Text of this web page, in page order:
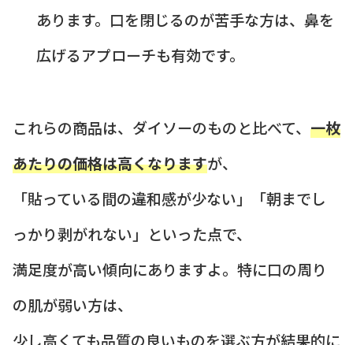
あります。口を閉じるのが苦手な方は、鼻を
広げるアプローチも有効です。
これらの商品は、ダイソーのものと比べて、 一枚
あたりの価格は高くなりますが、
「貼っている間の違和感が少ない」「朝までし
っかり剥がれない」といった点で、
満足度が高い傾向にありますよ。特に口の周り
の肌が弱い方は、
少し高くても品質の良いものを選ぶ方が結果的に